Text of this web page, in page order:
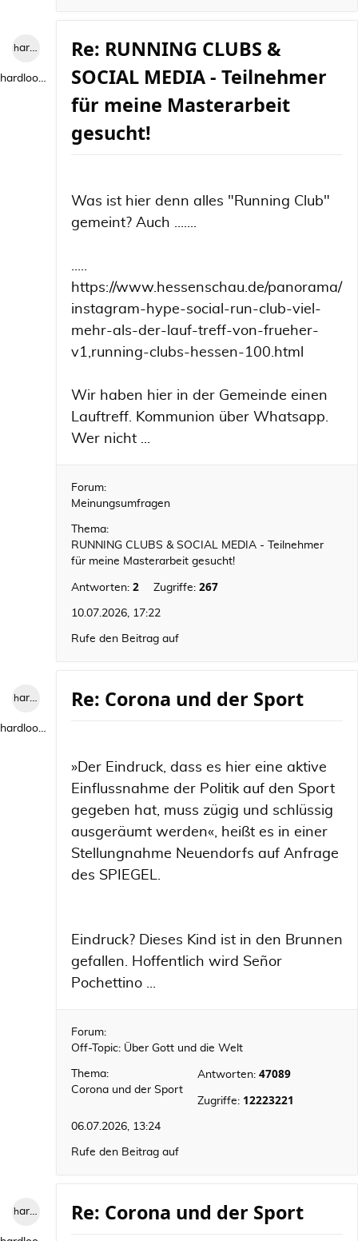
hardlooper
hardlooper
Re: RUNNING CLUBS &
SOCIAL MEDIA - Teilnehmer
für meine Masterarbeit
gesucht!
Was ist hier denn alles "Running Club"
gemeint? Auch .......
.....
https://www.hessenschau.de/panorama/
instagram-hype-social-run-club-viel-
mehr-als-der-lauf-treff-von-frueher-
v1,running-clubs-hessen-100.html
Wir haben hier in der Gemeinde einen
Lauftreff. Kommunion über Whatsapp.
Wer nicht ...
Forum:
Meinungsumfragen
Thema:
RUNNING CLUBS & SOCIAL MEDIA - Teilnehmer
für meine Masterarbeit gesucht!
Antworten: 2 Zugriffe: 267
10.07.2026, 17:22
Rufe den Beitrag auf
hardlooper
hardlooper
Re: Corona und der Sport
»Der Eindruck, dass es hier eine aktive
Einflussnahme der Politik auf den Sport
gegeben hat, muss zügig und schlüssig
ausgeräumt werden«, heißt es in einer
Stellungnahme Neuendorfs auf Anfrage
des SPIEGEL.
Eindruck? Dieses Kind ist in den Brunnen
gefallen. Hoffentlich wird Señor
Pochettino ...
Forum:
Off-Topic: Über Gott und die Welt
Thema:
Corona und der Sport
Antworten: 47089
Zugriffe: 12223221
06.07.2026, 13:24
Rufe den Beitrag auf
hardlooper Re: Corona und der Sport